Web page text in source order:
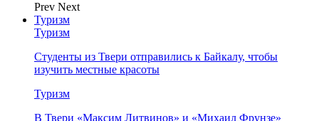
Prev Next
Туризм
Туризм
Студенты из Твери отправились к Байкалу, чтобы
изучить местные красоты
Туризм
В Твери «Максим Литвинов» и «Михаил Фрунзе»